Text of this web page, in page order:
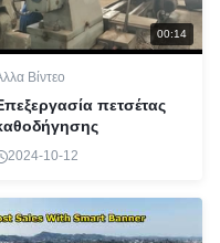
00:14
Βίντεο
πετσέτας
2024-10-12